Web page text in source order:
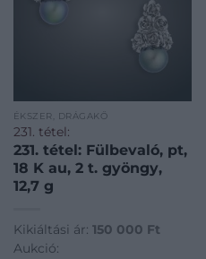
ÉKSZER, DRÁGAKŐ
231. tétel:
231. tétel: Fülbevaló, pt,
18 K au, 2 t. gyöngy,
12,7 g
Kikiáltási ár: 150 000 Ft
Aukció: